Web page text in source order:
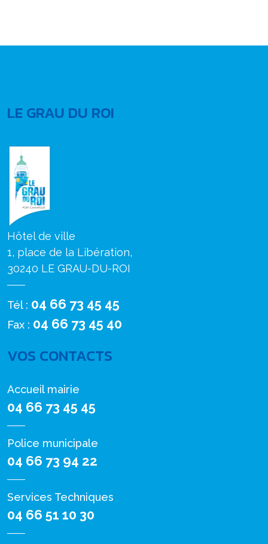
LE GRAU DU ROI
Hôtel de ville
1, place de la Libération,
30240 LE GRAU-DU-ROI
Tél : 04 66 73 45 45
Fax : 04 66 73 45 40
VOS CONTACTS
Accueil mairie
04 66 73 45 45
Police municipale
04 66 73 94 22
Services Techniques
04 66 51 10 30